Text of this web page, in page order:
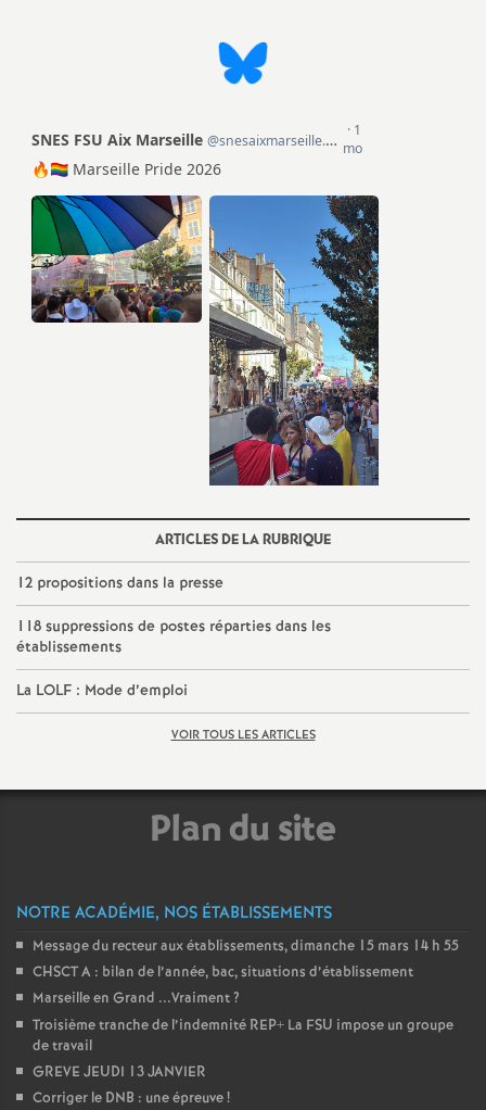
T
o
u
r
s
ARTICLES DE LA RUBRIQUE
12 propositions dans la presse
118 suppressions de postes réparties dans les
établissements
La LOLF : Mode d’emploi
VOIR TOUS LES ARTICLES
Plan du site
NOTRE ACADÉMIE, NOS ÉTABLISSEMENTS
Message du recteur aux établissements, dimanche 15 mars 14 h 55
CHSCT A : bilan de l’année, bac, situations d’établissement
Marseille en Grand ...Vraiment?
Troisième tranche de l’indemnité REP+ La FSU impose un groupe
de travail
GREVE JEUDI 13 JANVIER
Corriger le DNB : une épreuve!